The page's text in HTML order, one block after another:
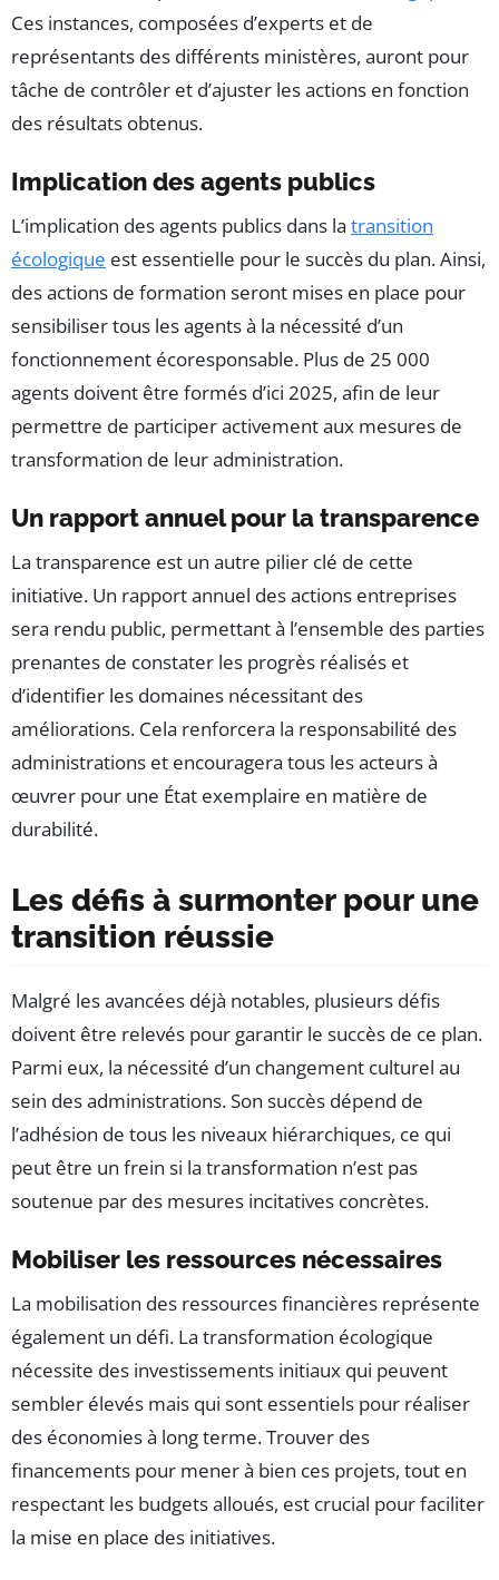
Ces instances, composées d’experts et de
représentants des différents ministères, auront pour
tâche de contrôler et d’ajuster les actions en fonction
des résultats obtenus.
Implication des agents publics
L’implication des agents publics dans la transition
écologique est essentielle pour le succès du plan. Ainsi,
des actions de formation seront mises en place pour
sensibiliser tous les agents à la nécessité d’un
fonctionnement écoresponsable. Plus de 25 000
agents doivent être formés d’ici 2025, afin de leur
permettre de participer activement aux mesures de
transformation de leur administration.
Un rapport annuel pour la transparence
La transparence est un autre pilier clé de cette
initiative. Un rapport annuel des actions entreprises
sera rendu public, permettant à l’ensemble des parties
prenantes de constater les progrès réalisés et
d’identifier les domaines nécessitant des
améliorations. Cela renforcera la responsabilité des
administrations et encouragera tous les acteurs à
œuvrer pour une État exemplaire en matière de
durabilité.
Les défis à surmonter pour une
transition réussie
Malgré les avancées déjà notables, plusieurs défis
doivent être relevés pour garantir le succès de ce plan.
Parmi eux, la nécessité d’un changement culturel au
sein des administrations. Son succès dépend de
l’adhésion de tous les niveaux hiérarchiques, ce qui
peut être un frein si la transformation n’est pas
soutenue par des mesures incitatives concrètes.
Mobiliser les ressources nécessaires
La mobilisation des ressources financières représente
également un défi. La transformation écologique
nécessite des investissements initiaux qui peuvent
sembler élevés mais qui sont essentiels pour réaliser
des économies à long terme. Trouver des
financements pour mener à bien ces projets, tout en
respectant les budgets alloués, est crucial pour faciliter
la mise en place des initiatives.